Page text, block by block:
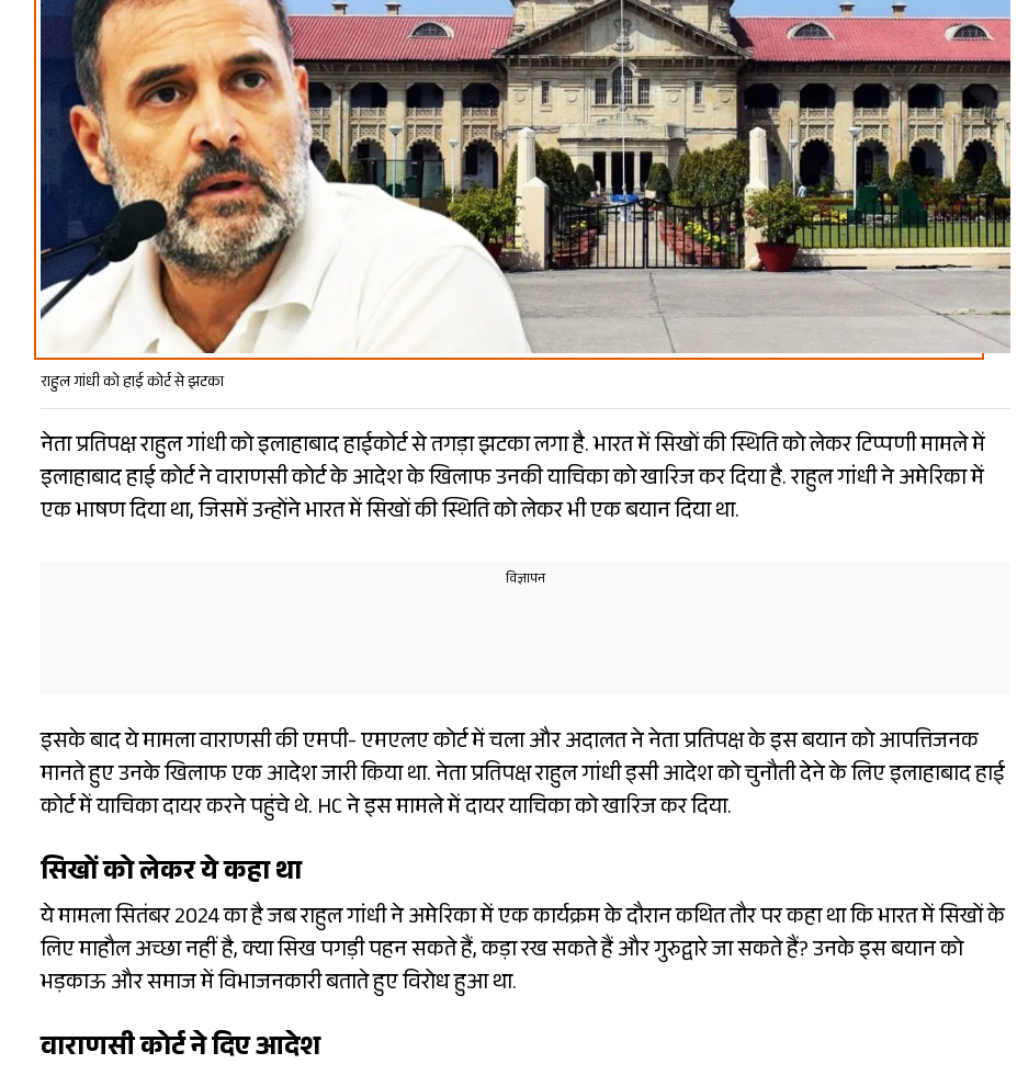
राहुल गांधी को हाई कोर्ट से झटका
नेता प्रतिपक्ष राहुल गांधी को इलाहाबाद हाईकोर्ट से तगड़ा झटका लगा है. भारत में सिखों की स्थिति को लेकर टिप्पणी मामले में
इलाहाबाद हाई कोर्ट ने वाराणसी कोर्ट के आदेश के खिलाफ उनकी याचिका को खारिज कर दिया है. राहुल गांधी ने अमेरिका में
एक भाषण दिया था, जिसमें उन्होंने भारत में सिखों की स्थिति को लेकर भी एक बयान दिया था.
इसके बाद ये मामला वाराणसी की एमपी- एमएलए कोर्ट में चला और अदालत ने नेता प्रतिपक्ष के इस बयान को आपत्तिजनक
मानते हुए उनके खिलाफ एक आदेश जारी किया था. नेता प्रतिपक्ष राहुल गांधी इसी आदेश को चुनौती देने के लिए इलाहाबाद हाई
कोर्ट में याचिका दायर करने पहुंचे थे. HC ने इस मामले में दायर याचिका को खारिज कर दिया.
सिखों को लेकर ये कहा था
ये मामला सितंबर 2024 का है जब राहुल गांधी ने अमेरिका में एक कार्यक्रम के दौरान कथित तौर पर कहा था कि भारत में सिखों के
लिए माहौल अच्छा नहीं है, क्या सिख पगड़ी पहन सकते हैं, कड़ा रख सकते हैं और गुरुद्वारे जा सकते हैं? उनके इस बयान को
भड़काऊ और समाज में विभाजनकारी बताते हुए विरोध हुआ था.
वाराणसी कोर्ट ने दिए आदेश